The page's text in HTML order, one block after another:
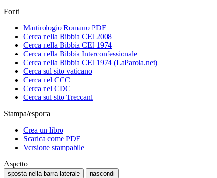
Fonti
Martirologio Romano PDF
Cerca nella Bibbia CEI 2008
Cerca nella Bibbia CEI 1974
Cerca nella Bibbia Interconfessionale
Cerca nella Bibbia CEI 1974 (LaParola.net)
Cerca sul sito vaticano
Cerca nel CCC
Cerca nel CDC
Cerca sul sito Treccani
Stampa/esporta
Crea un libro
Scarica come PDF
Versione stampabile
Aspetto
sposta nella barra laterale nascondi